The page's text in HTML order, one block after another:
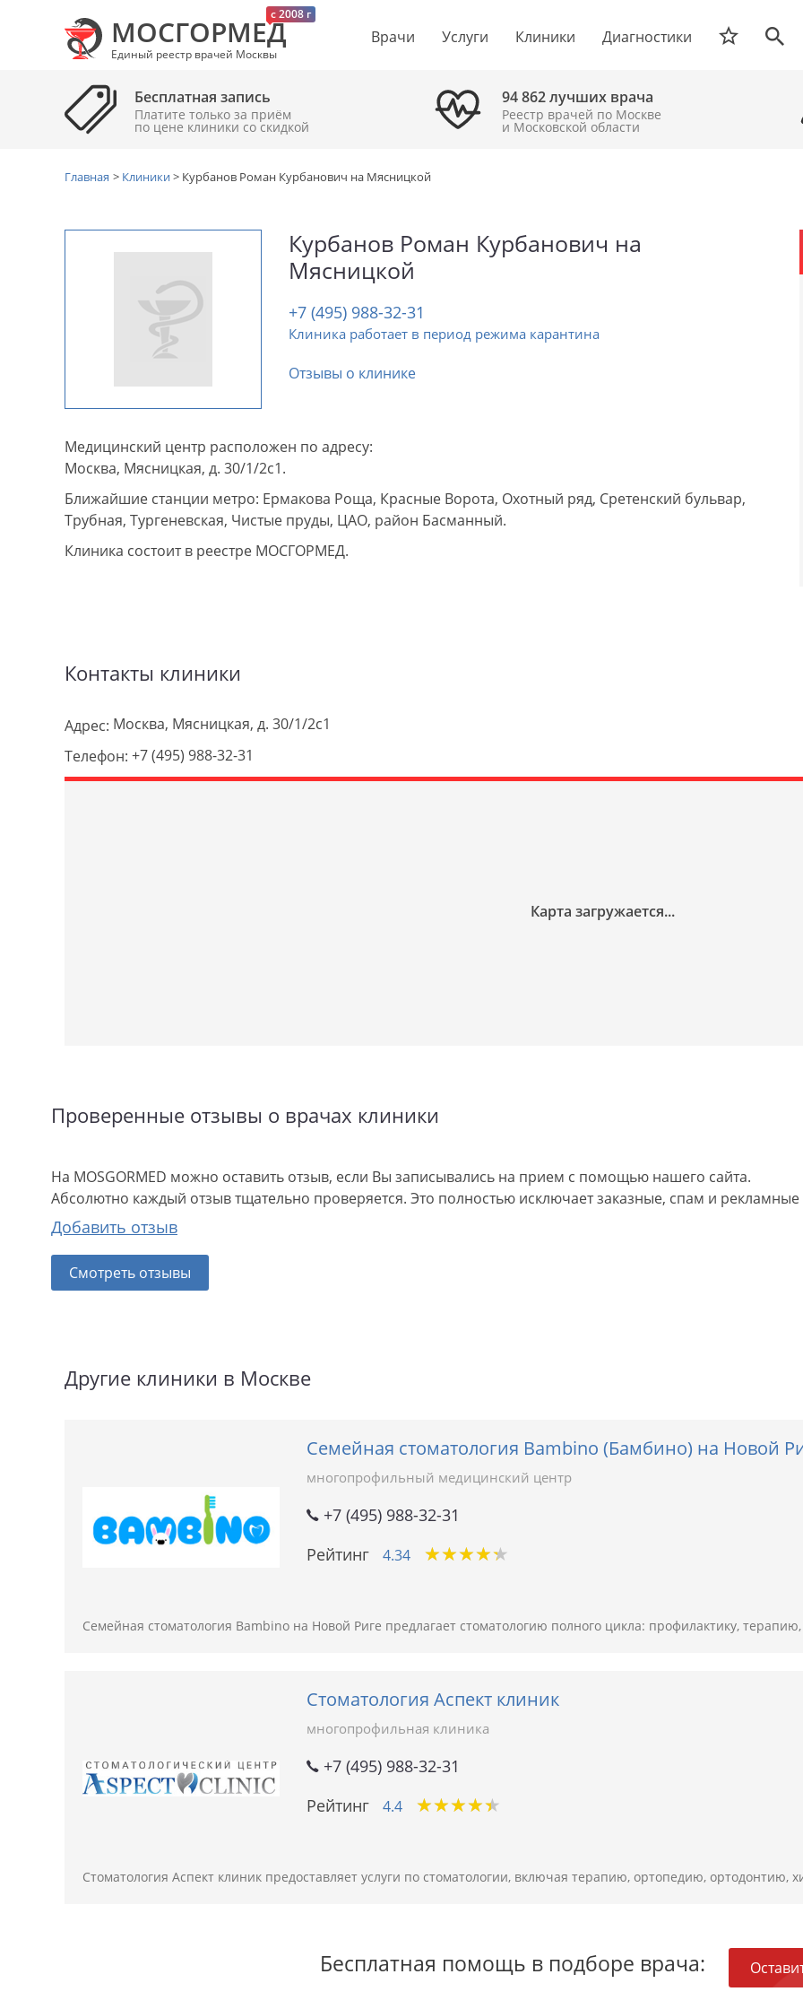
c 2008 г
МОСГОРМЕД
Единый реестр врачей Москвы
Врачи Услуги Клиники Диагностики
Бесплатная запись
Платите только за приём
по цене клиники cо скидкой
94 862 лучших врача
Реестр врачей по Москве
и Московской области
Главная > Клиники> Курбанов Роман Курбанович на Мясницкой
Курбанов Роман Курбанович на
Мясницкой
+7 (495) 988-32-31
Клиника работает в период режима карантина
Отзывы о клинике
Медицинский центр расположен по адресу:
Москва, Мясницкая, д. 30/1/2с1.
Ближайшие станции метро: Ермакова Роща, Красные Ворота, Охотный ряд, Сретенский бульвар,
Трубная, Тургеневская, Чистые пруды, ЦАО, район Басманный.
Клиника состоит в реестре МОСГОРМЕД.
Контакты клиники
Адрес: Москва, Мясницкая, д. 30/1/2с1
Телефон: +7 (495) 988-32-31
Проверенные отзывы о врачах клиники
На MOSGORMED можно оставить отзыв, если Вы записывались на прием с помощью нашего сайта.
Абсолютно каждый отзыв тщательно проверяется. Это полностью исключает заказные, спам и
Добавить отзыв
Смотреть отзывы
Другие клиники в Москве
Семейная стоматология Bambino (Бамбино) на Новой
многопрофильный медицинский центр
+7 (495) 988-32-31
Рейтинг
4.34 ★★★★★
★★★★★
Семейная стоматология Bambino на Новой Риге предлагает стоматологию полного цикла: профилактику,
Стоматология Аспект клиник
многопрофильная клиника
+7 (495) 988-32-31
Рейтинг
4.4 ★★★★★
★★★★★
Стоматология Аспект клиник предоставляет услуги по стоматологии, включая терапию, ортопедию, ортодонтию,
Бесплатная помощь в подборе врача: